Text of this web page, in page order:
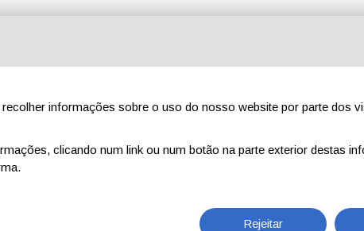
informações sobre o uso do nosso website por parte dos
clicando num link ou num botão na parte exterior destas
Rejeitar